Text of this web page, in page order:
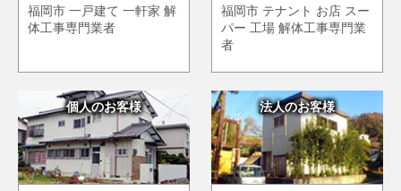
福岡市 一戸建て 一軒家 解
体工事専門業者
福岡市 テナント お店 スー
パー 工場 解体工事専門業
者
個人のお客様 法人のお客様